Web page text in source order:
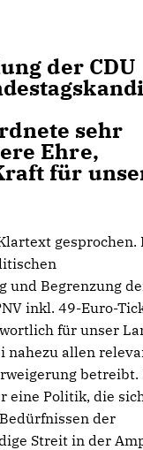
der CDU
sehr
Ehre,
für
gesprochen.
und Begrenzung
inkl. 49-Euro-
für unser
nahezu allen
betreibt.
eine Politik, die
der
Streit in der